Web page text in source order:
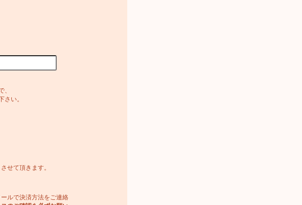
、
さい。
せて頂きます。
ルで決済方法をご連絡